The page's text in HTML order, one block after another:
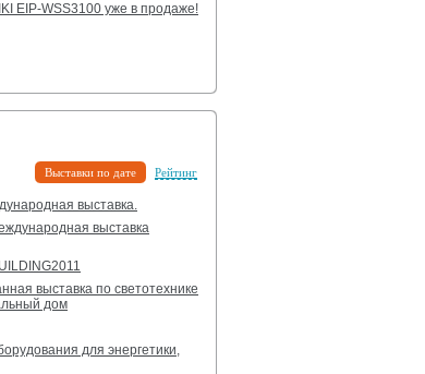
EIP-WSS3100 уже в продаже!
Выставки по дате Рейтинг
выставка.
выставка
выставка по светотехнике
дом
для энергетики,